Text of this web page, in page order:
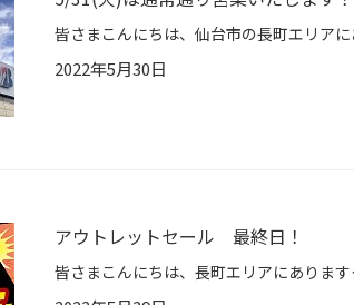
2022年5月30日
アウトレットセール 最終日！